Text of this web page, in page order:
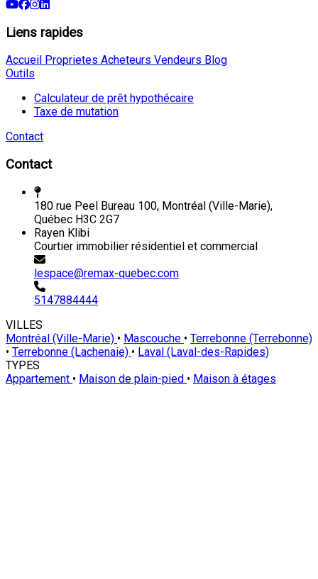
Liens rapides
Accueil Proprietes Acheteurs Vendeurs Blog
Outils
Calculateur de prêt hypothécaire
Taxe de mutation
Contact
Contact
180 rue Peel Bureau 100, Montréal (Ville-Marie),
Québec H3C 2G7
Rayen Klibi
Courtier immobilier résidentiel et commercial
lespace@remax-quebec.com
5147884444
VILLES
Montréal (Ville-Marie) • Mascouche • Terrebonne (Terrebonne)
• Terrebonne (Lachenaie) • Laval (Laval-des-Rapides)
TYPES
Appartement • Maison de plain-pied • Maison à étages